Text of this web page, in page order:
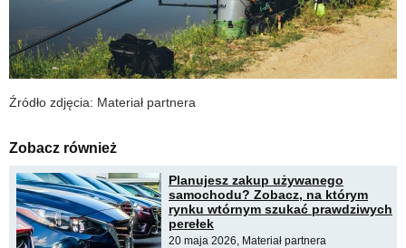
Źródło zdjęcia: Materiał partnera
Zobacz również
Planujesz zakup używanego
samochodu? Zobacz, na którym
rynku wtórnym szukać prawdziwych
perełek
20 maja 2026, Materiał partnera